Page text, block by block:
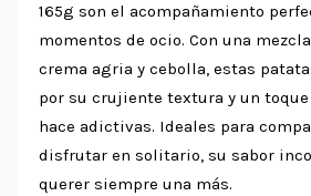
165g son el acompañamiento
momentos de ocio. Con una
crema agria y cebolla, estas
por su crujiente textura y un
hace adictivas. Ideales para
disfrutar en solitario, su sabor
querer siempre una más.